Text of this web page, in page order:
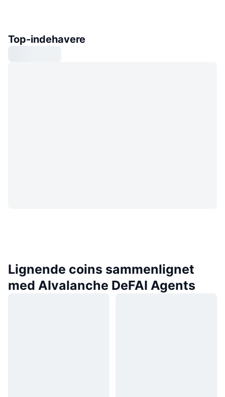
Top-indehavere
Lignende coins sammenlignet
med AIvalanche DeFAI Agents